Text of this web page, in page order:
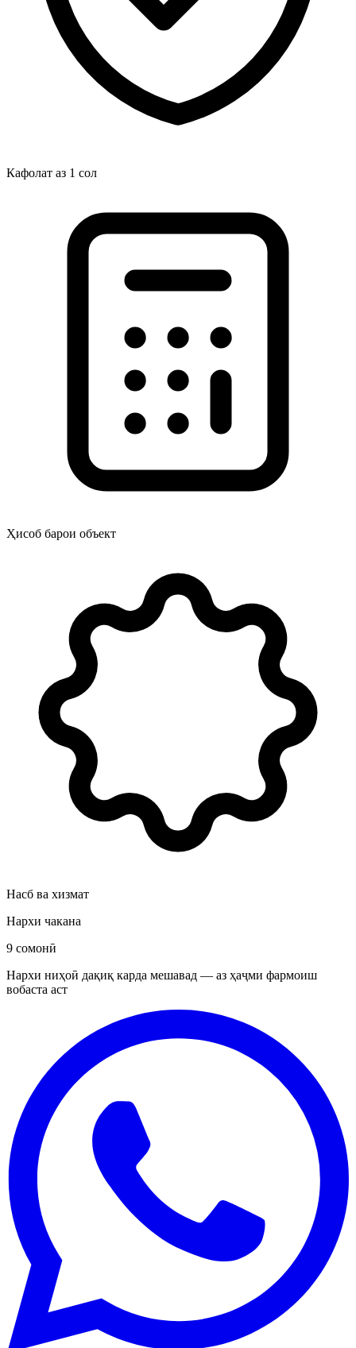
Кафолат аз 1 сол
Ҳисоб барои объект
Насб ва хизмат
Нархи чакана
9 сомонӣ
Нархи ниҳоӣ дақиқ карда мешавад — аз ҳаҷми фармоиш
вобаста аст